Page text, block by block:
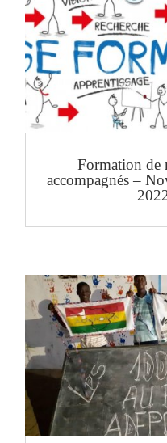
Formation de
accompagnés –